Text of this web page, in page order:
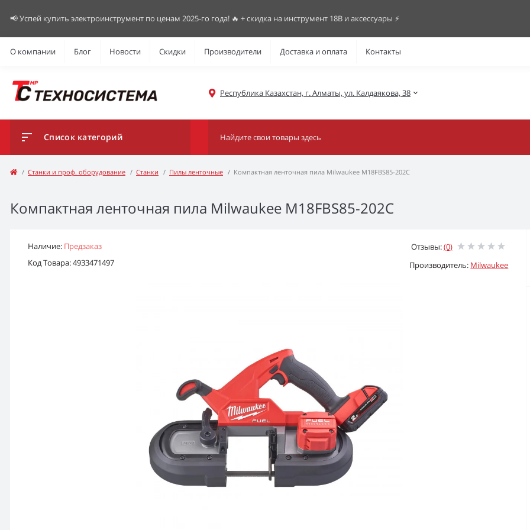
📢 Успей купить электроинструмент по ценам 2025-го года! 🔥 + скидка на инструмент 18В и аксессуары ⚡️
О компании Блог Новости Скидки Производители Доставка и оплата Контакты
Республика Казахстан, г. Алматы, ул. Калдаякова, 38
Список категорий
Станки и проф. оборудование Станки Пилы ленточные Компактная ленточная пила Milwaukee M18FBS85-202C
Компактная ленточная пила Milwaukee M18FBS85-202C
Наличие: Предзаказ
Код Товара: 4933471497
Отзывы:(0)
Производитель: Milwaukee